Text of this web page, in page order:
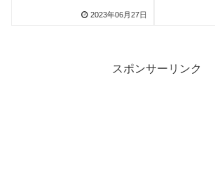
2023年06月27日
スポンサーリンク